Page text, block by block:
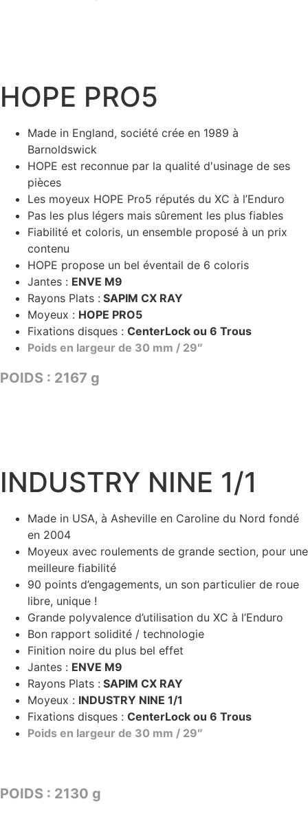
HOPE PRO5
Made in England, société crée en 1989 à
Barnoldswick
HOPE est reconnue par la qualité d'usinage de ses
pièces
Les moyeux HOPE Pro5 réputés du XC à l’Enduro
Pas les plus légers mais sûrement les plus fiables
Fiabilité et coloris, un ensemble proposé à un prix
contenu
HOPE propose un bel éventail de 6 coloris
Jantes : ENVE M9
Rayons Plats : SAPIM CX RAY
Moyeux : HOPE PRO5
Fixations disques : CenterLock ou 6 Trous
Poids en largeur de 30 mm / 29″
POIDS : 2167 g
INDUSTRY NINE 1/1
Made in USA, à Asheville en Caroline du Nord fondé
en 2004
Moyeux avec roulements de grande section, pour une
meilleure fiabilité
90 points d’engagements, un son particulier de roue
libre, unique !
Grande polyvalence d’utilisation du XC à l’Enduro
Bon rapport solidité / technologie
Finition noire du plus bel effet
Jantes : ENVE M9
Rayons Plats : SAPIM CX RAY
Moyeux : INDUSTRY NINE 1/1
Fixations disques : CenterLock ou 6 Trous
Poids en largeur de 30 mm / 29″
POIDS : 2130 g